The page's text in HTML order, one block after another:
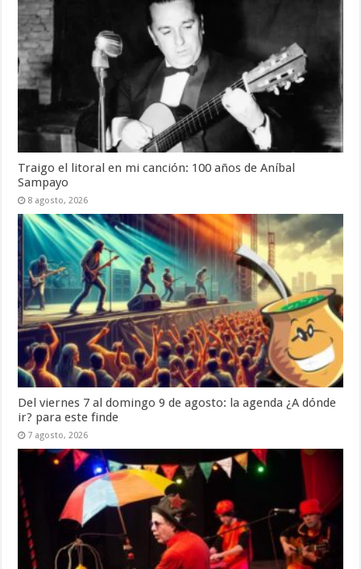
Traigo el litoral en mi canción: 100 años de Aníbal
Sampayo
8 agosto, 2026
Del viernes 7 al domingo 9 de agosto: la agenda ¿A dónde
ir? para este finde
7 agosto, 2026